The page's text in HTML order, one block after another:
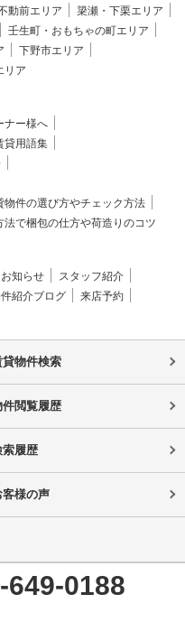
動前エリア
簗瀬・下栗エリア
壬生町・おもちゃの町エリア
下野市エリア
リア
ナー様へ
貸用語集
物件の選び方やチェック方法
法で梱包の仕方や荷造りのコツ
お知らせ
スタッフ紹介
紹介ブログ
来店予約
貸物件検索
件閲覧履歴
索履歴
客様の声
649-0188